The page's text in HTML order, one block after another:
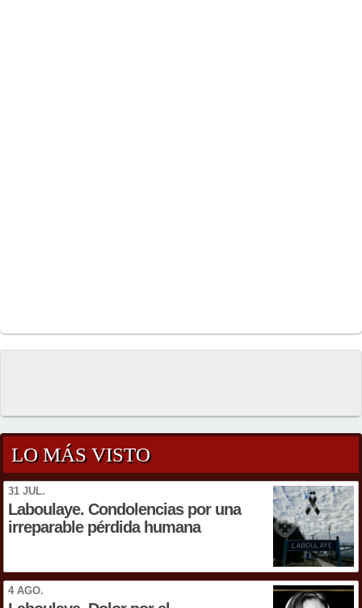
LO MÁS VISTO
31 JUL.
Laboulaye. Condolencias por una
irreparable pérdida humana
4 AGO.